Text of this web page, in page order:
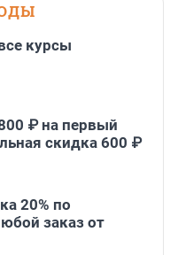
курсы
₽ на первый
скидка 600 ₽
20% по
заказ от